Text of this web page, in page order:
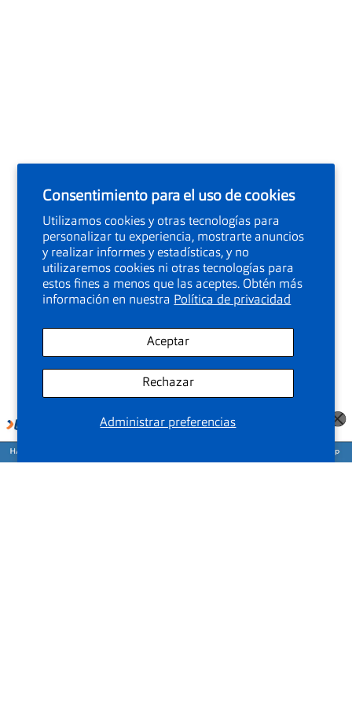
Consentimiento para el uso de cookies
Utilizamos cookies y otras tecnologías para
personalizar tu experiencia, mostrarte anuncios
y realizar informes y estadísticas, y no
utilizaremos cookies ni otras tecnologías para
estos fines a menos que las aceptes. Obtén más
información en nuestra Política de privacidad
Administrar preferencias
Aceptar
Rechazar